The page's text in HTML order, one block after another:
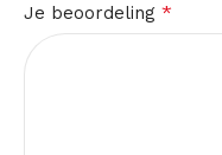
Je beoordeling *